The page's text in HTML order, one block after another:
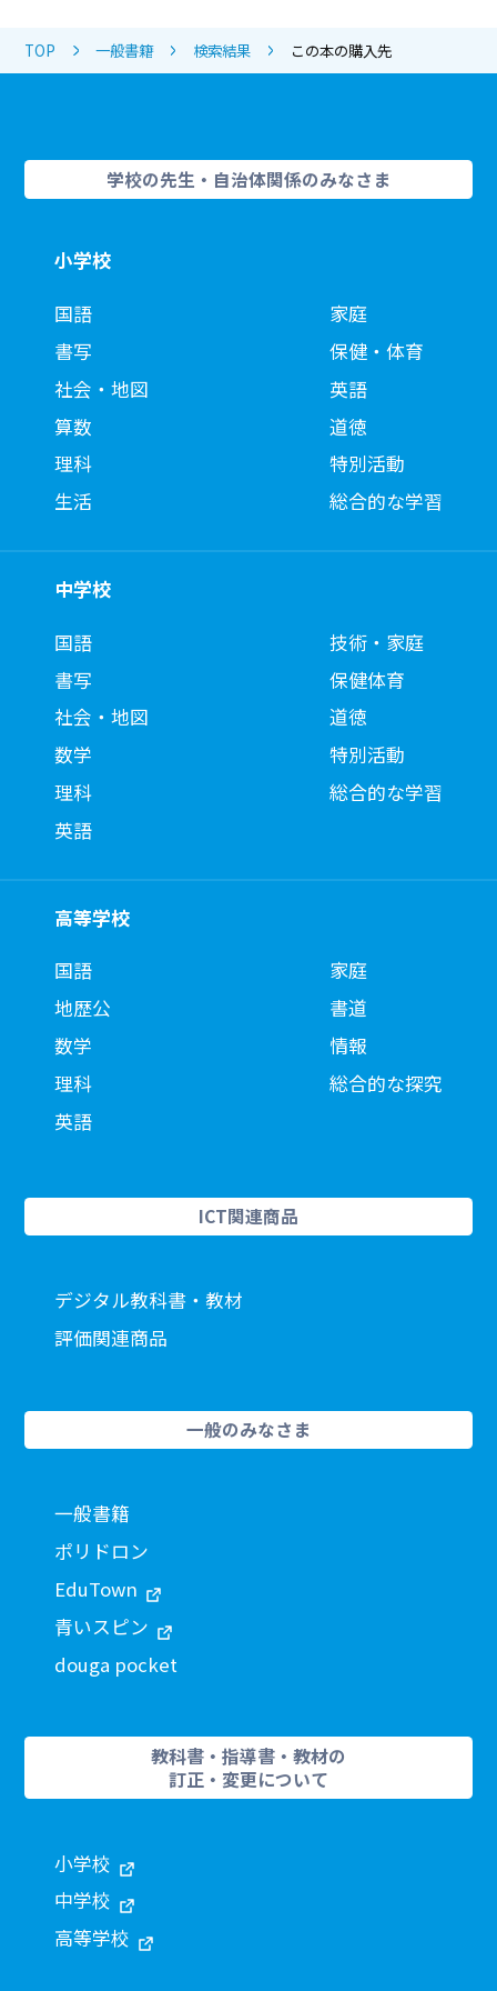
TOP 一般書籍 検索結果 この本の購入先
学校の先生・自治体関係のみなさま
小学校
国語
書写
社会・地図
算数
理科
生活
家庭
保健・体育
英語
道徳
特別活動
総合的な学習
中学校
国語
書写
社会・地図
数学
理科
英語
技術・家庭
保健体育
道徳
特別活動
総合的な学習
高等学校
国語
地歴公
数学
理科
英語
家庭
書道
情報
総合的な探究
ICT関連商品
デジタル教科書・教材
評価関連商品
一般のみなさま
一般書籍
ポリドロン
EduTown
青いスピン
douga pocket
教科書・指導書・教材の
訂正・変更について
小学校
中学校
高等学校